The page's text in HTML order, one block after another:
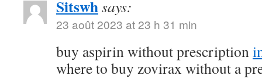
Sitswhsays:
23 août 2023 at 23 h 31 min
buy aspirin without prescription
where to buy zovirax without a